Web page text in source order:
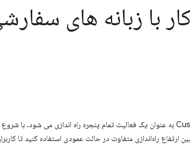
با زبانه های
راه‌اندازی متفاوت در حالت عمودی استفاده کنید تا کاربران